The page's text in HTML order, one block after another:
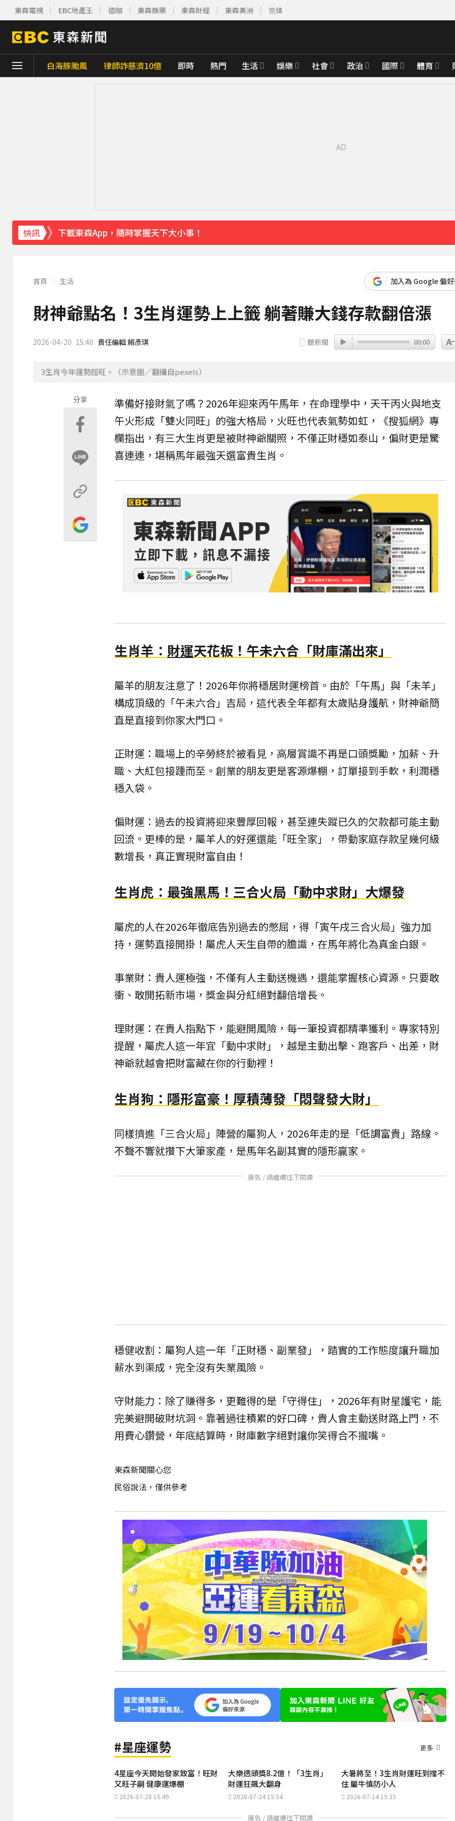
東森電視 EBC地產王 造咖 東森娛樂 東森財經 東森美洲 简体
白海豚颱風 律師詐慈濟10億 即時 熱門 生活 娛樂 社會 政治 國際 體育
快訊
下載東森App，隨時掌握天下大小事！
「白海豚」逼近！最新暴風圈侵襲率曝 一縣市達59％
33分鐘前
首頁 生活 加入為 Google 偏
財神爺點名！3生肖運勢上上籤 躺著賺大錢存款翻倍漲
2026-04-20 15:40 責任編輯 賴彥琪 聽新聞 00:00
3生肖今年運勢超旺。（示意圖／翻攝自pexels）
分享 準備好接財氣了嗎？2026年迎來丙午馬年 ，在命理學中，天干丙火與地支
午火形成「雙火同旺」的強大格局，火旺也代表氣勢如虹，《搜狐網》專
欄指出，有三大生肖更是被財神爺關照，不僅正財穩如泰山，偏財更是驚
喜連連，堪稱馬年最強天選富貴生肖。
生肖羊： 財運天花板！午未六合「財庫滿出來」
屬羊的朋友注意了！2026年你將穩居財運榜首。由於「午馬」與「未羊」
構成頂級的「午未六合」吉局，這代表全年都有太歲貼身護航，財神爺簡
直是直接到你家大門口。
正財運：職場上的辛勞終於被看見，高層賞識不再是口頭獎勵，加薪、升
職、大紅包接踵而至。創業的朋友更是客源爆棚，訂單接到手軟，利潤穩
穩入袋。
偏財運：過去的投資將迎來豐厚回報，甚至連失蹤已久的欠款都可能主動
回流。更棒的是，屬羊人的好運還能「旺全家」，帶動家庭存款呈幾何級
數增長，真正實現財富自由！
生肖虎：最強黑馬！三合火局「動中求財」大爆發
屬虎的人在2026年徹底告別過去的憋屈，得「寅午戌三合火局」強力加
持，運勢直接開掛！屬虎人天生自帶的膽識，在馬年將化為真金白銀。
事業財：貴人運極強，不僅有人主動送機遇，還能掌握核心資源。只要敢
衝、敢開拓新市場，獎金與分紅絕對翻倍增長。
理財運：在貴人指點下，能避開風險，每一筆投資都精準獲利。專家特別
提醒，屬虎人這一年宜「動中求財」，越是主動出擊、跑客戶、出差，財
神爺就越會把財富藏在你的行動裡！
生肖狗：隱形富豪！厚積薄發「悶聲發大財」
同樣擠進「三合火局」陣營的屬狗人，2026年走的是「低調富貴」路線。
不聲不響就攢下大筆家產，是馬年名副其實的隱形贏家。
廣告 / 請繼續往下閱讀
穩健收割：屬狗人這一年「正財穩、副業發」，踏實的工作態度讓升職加
薪水到渠成，完全沒有失業風險。
守財能力：除了賺得多，更難得的是「守得住」，2026年有財星護宅，能
完美避開破財坑洞。靠著過往積累的好口碑，貴人會主動送財路上門，不
用費心鑽營，年底結算時，財庫數字絕對讓你笑得合不攏嘴。
東森新聞關心您
民俗說法，僅供參考
#星座運勢 更多
4星座今天開始發家致富！旺財
又旺子嗣 健康運爆棚
2026-07-28 15:49
大樂透頭獎8.2億！「3生肖」
財運狂飆大翻身
2026-07-24 15:54
大暑將至！3生肖財運旺到擋不
住 屬牛慎防小人
2026-07-14 15:35
廣告 / 請繼續往下閱讀